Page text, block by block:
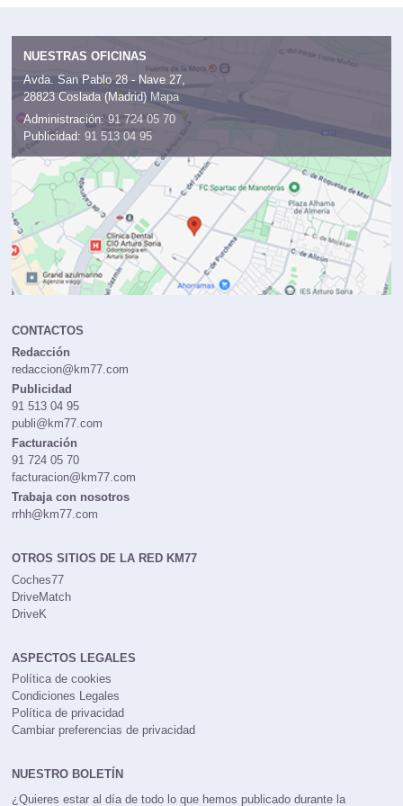
NUESTRAS OFICINAS
Avda. San Pablo 28 - Nave 27,
28823 Coslada (Madrid) Mapa
Administración: 91 724 05 70
Publicidad: 91 513 04 95
CONTACTOS
Redacción
redaccion@km77.com
Publicidad
91 513 04 95
publi@km77.com
Facturación
91 724 05 70
facturacion@km77.com
Trabaja con nosotros
rrhh@km77.com
OTROS SITIOS DE LA RED KM77
Coches77
DriveMatch
DriveK
ASPECTOS LEGALES
Política de cookies
Condiciones Legales
Política de privacidad
Cambiar preferencias de privacidad
NUESTRO BOLETÍN
¿Quieres estar al día de todo lo que hemos publicado durante la